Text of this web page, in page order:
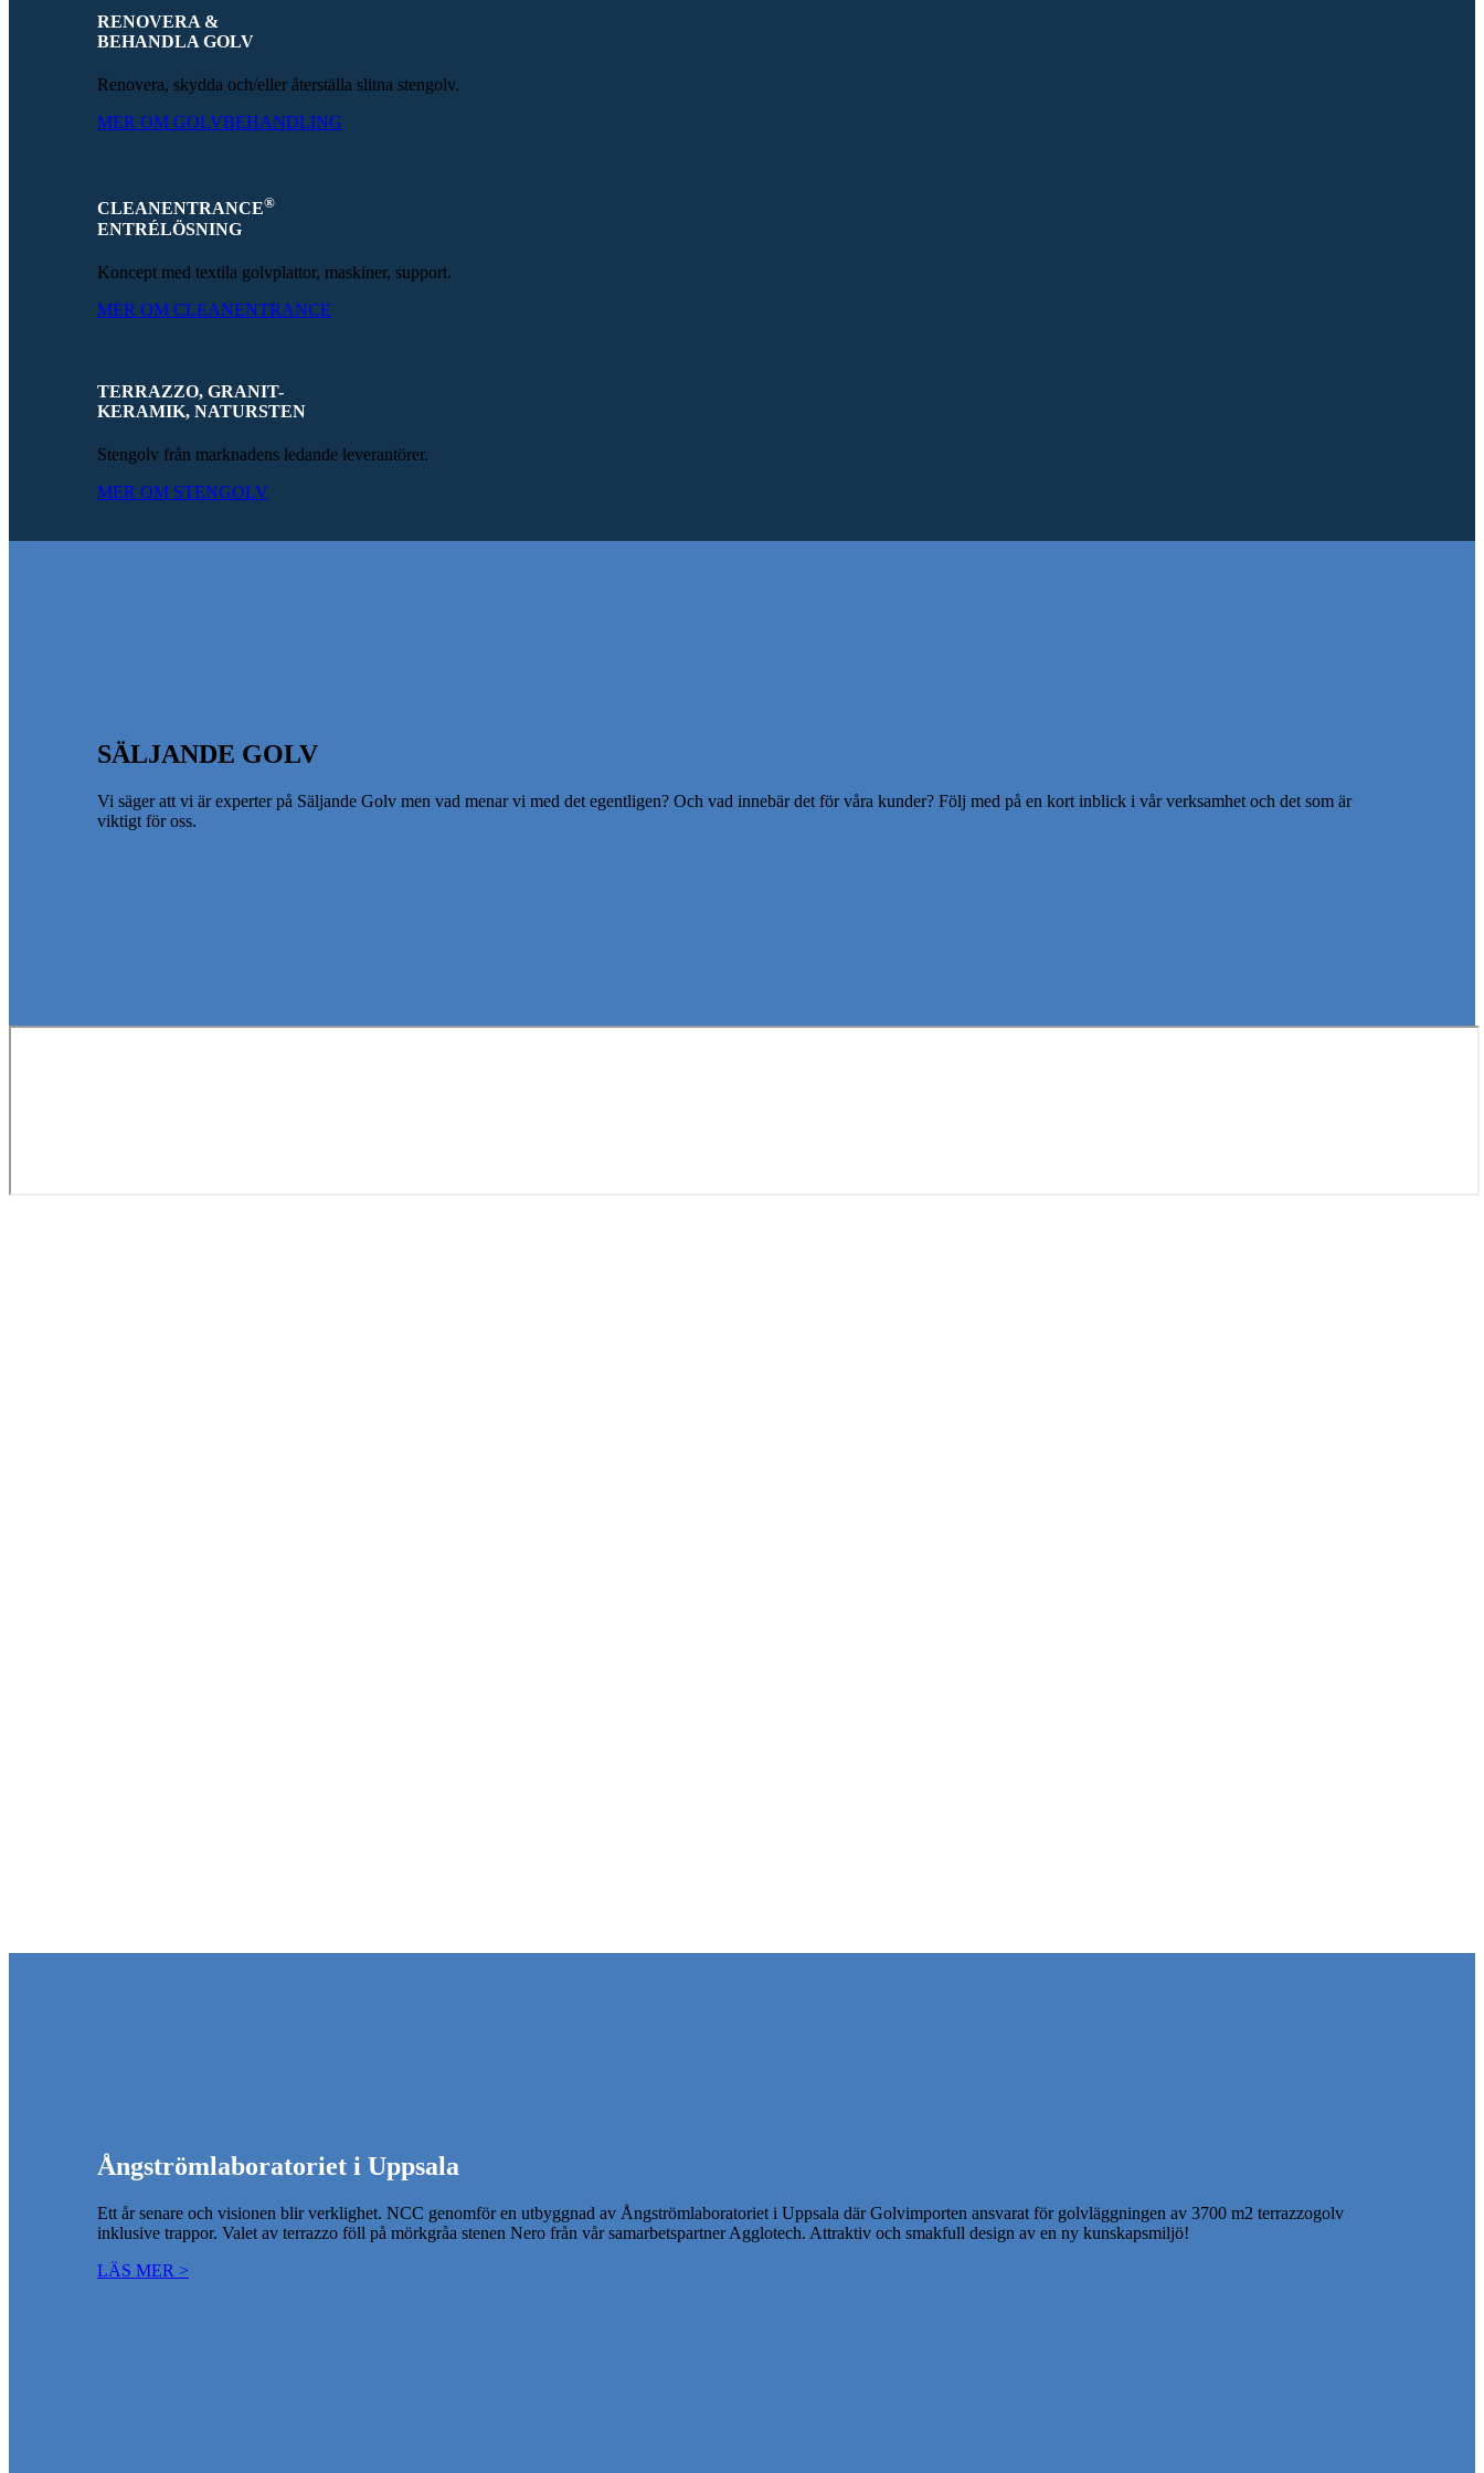
RENOVERA &
BEHANDLA GOLV
Renovera, skydda och/eller återställa slitna stengolv.
MER OM GOLVBEHANDLING
CLEANENTRANCE®
ENTRÉLÖSNING
Koncept med textila golvplattor, maskiner, support.
MER OM CLEANENTRANCE
TERRAZZO, GRANIT-
KERAMIK, NATURSTEN
Stengolv från marknadens ledande leverantörer.
MER OM STENGOLV
SÄLJANDE GOLV
Vi säger att vi är experter på Säljande Golv men vad menar vi med det egentligen? Och vad innebär det för våra kunder? Följ med på en kort inblick i vår verksamhet och det som är
viktigt för oss.
Ångströmlaboratoriet i Uppsala
Ett år senare och visionen blir verklighet. NCC genomför en utbyggnad av Ångströmlaboratoriet i Uppsala där Golvimporten ansvarat för golvläggningen av 3700 m2 terrazzogolv
inklusive trappor. Valet av terrazzo föll på mörkgråa stenen Nero från vår samarbetspartner Agglotech. Attraktiv och smakfull design av en ny kunskapsmiljö!
LÄS MER >